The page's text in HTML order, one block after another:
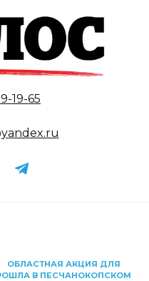
19-65
ОБЛАСТНАЯ АКЦИЯ ДЛЯ
В ПЕСЧАНОКОПСКОМ